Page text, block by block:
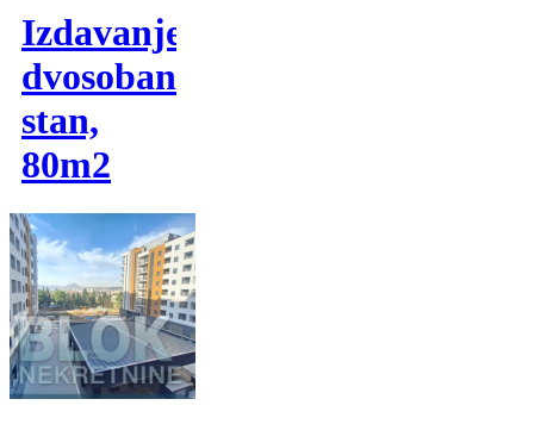
Izdavanje,
dvosoban
stan,
80m2